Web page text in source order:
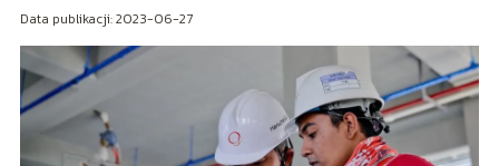
Data publikacji: 2023-06-27